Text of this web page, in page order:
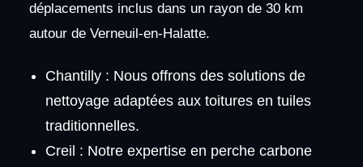
déplacements inclus dans un rayon de 30 km
autour de Verneuil-en-Halatte.
Chantilly : Nous offrons des solutions de
nettoyage adaptées aux toitures en tuiles
traditionnelles.
Creil : Notre expertise en perche carbone